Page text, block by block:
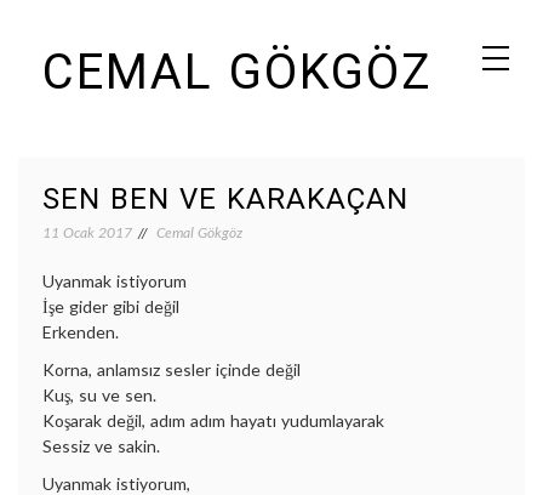
CEMAL GÖKGÖZ
SEN BEN VE KARAKAÇAN
11 Ocak 2017 Cemal Gökgöz
Uyanmak istiyorum
İşe gider gibi değil
Erkenden.
Korna, anlamsız sesler içinde değil
Kuş, su ve sen.
Koşarak değil, adım adım hayatı yudumlayarak
Sessiz ve sakin.
Uyanmak istiyorum,